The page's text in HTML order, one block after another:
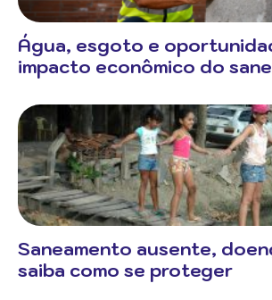
Água, esgoto e
impacto econômico do
Saneamento ausente,
saiba como se proteger